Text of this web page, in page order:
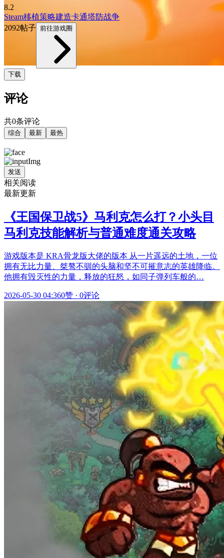
8.2
Steam移植策略建造卡通塔防战争
2092帖子 前往游戏圈
下载
评论
共0条评论
综合 最新 最热
发送
相关阅读
最新更新
《王国保卫战5》马利克怎么打？小头目
马利克技能解析与普通难度通关攻略
游戏版本是 KRA骨龙版大佬的版本 从一片遥远的土地，一位
拥有无比力量、桀骜不驯的头脑和坚不可摧意志的英雄降临。
他拥有毁灭性的力量，释放的狂怒，如同子弹列车般的…
2026-05-30 04:360赞 · 0评论